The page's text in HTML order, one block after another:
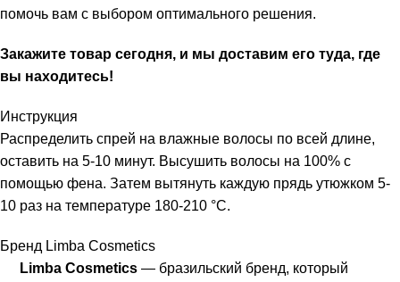
помочь вам с выбором оптимального решения.
Закажите товар сегодня, и мы доставим его туда, где
вы находитесь!
Инструкция
Распределить спрей на влажные волосы по всей длине,
оставить на 5-10 минут. Высушить волосы на 100% с
помощью фена. Затем вытянуть каждую прядь утюжком 5-
10 раз на температуре 180-210 °C.
Бренд Limba Cosmetics
Limba Cosmetics — бразильский бренд, который